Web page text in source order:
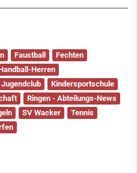
Faustball
Fechten
Herren
Jugendclub
Kindersportschule
Ringen - Abteilungs-News
SV Wacker
Tennis